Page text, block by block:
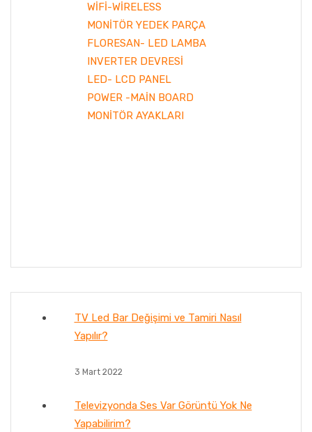
WİFİ-WİRELESS
MONİTÖR YEDEK PARÇA
FLORESAN- LED LAMBA
INVERTER DEVRESİ
LED- LCD PANEL
POWER -MAİN BOARD
MONİTÖR AYAKLARI
TV Led Bar Değişimi ve Tamiri Nasıl
Yapılır?
3 Mart 2022
Televizyonda Ses Var Görüntü Yok Ne
Yapabilirim?